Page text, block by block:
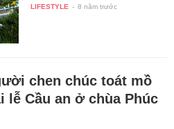
LIFESTYLE - 8 năm trước
chen chúc toát mồ
lễ Cầu an ở chùa Phúc